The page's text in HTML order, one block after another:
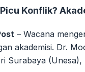
Konflik?
– Wacana
akademisi. Dr.
Surabaya